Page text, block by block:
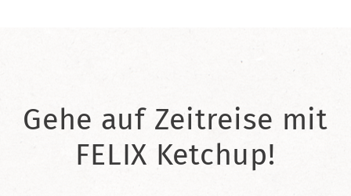
Gehe auf Zeitreise mit
FELIX Ketchup!